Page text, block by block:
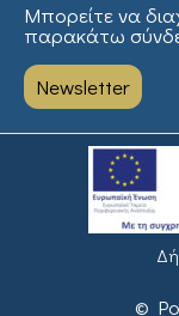
Μπορείτε να
παρακάτω
Newsletter
©